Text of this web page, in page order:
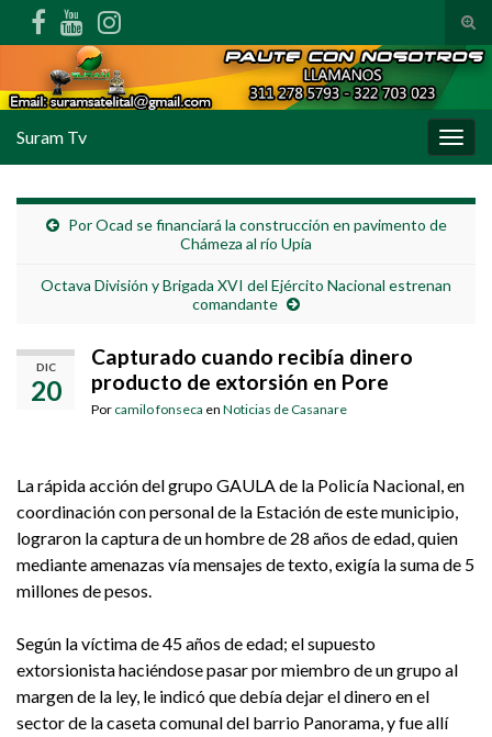
Suram Tv
Por Ocad se financiará la construcción en pavimento de
Chámeza al río Upía
Octava División y Brigada XVI del Ejército Nacional estrenan
comandante
DIC
20
Capturado cuando recibía dinero
producto de extorsión en Pore
Por camilo fonseca en Noticias de Casanare
La rápida acción del grupo GAULA de la Policía Nacional, en
coordinación con personal de la Estación de este municipio,
lograron la captura de un hombre de 28 años de edad, quien
mediante amenazas vía mensajes de texto, exigía la suma de 5
millones de pesos.
Según la víctima de 45 años de edad; el supuesto
extorsionista haciéndose pasar por miembro de un grupo al
margen de la ley, le indicó que debía dejar el dinero en el
sector de la caseta comunal del barrio Panorama, y fue allí